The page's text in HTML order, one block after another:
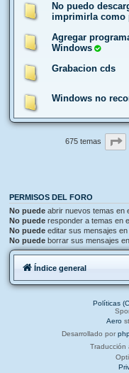
No puedo
imprimirla como
Agregar
Windows
Grabacion cds
Windows no
675 temas
PERMISOS DEL FORO
No puede abrir nuevos temas en
No puede responder a temas en
No puede editar sus mensajes
No puede borrar sus mensajes
Índice general
Políticas
Aero
Desarrollado por
Traducción